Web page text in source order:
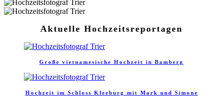
Aktuelle Hochzeitsreportagen
Große vietnamesische Hochzeit in Bamberg
Hochzeit im Schloss Kleeburg mit Mark und Simone